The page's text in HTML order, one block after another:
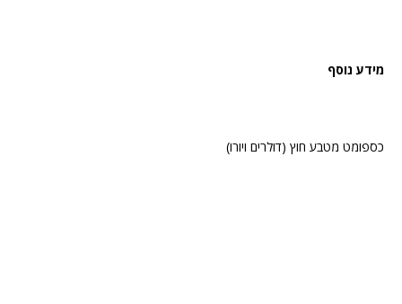
מידע נוסף
כספומט מטבע חוץ (דולרים ויורו)